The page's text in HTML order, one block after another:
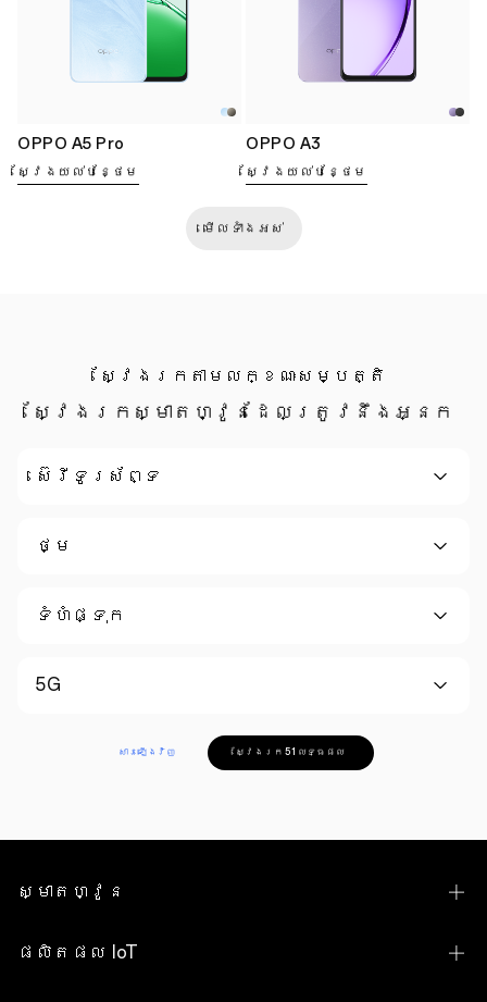
OPPO A5 Pro
ស្វែងយល់បន្ថែម
OPPO A3
ស្វែងយល់បន្ថែម
មើលទាំងអស់
ស្វែងរកតាមលក្ខណៈសម្បត្តិ
ស្វែងរកស្មាតហ្វូនដែលត្រូវនឹងអ្នក
ស៊េរីទូរស័ព្ទ
ថ្ម
ទំហំផ្ទុក
5G
សារឡើងវិញ ស្វែងរក 51 លទ្ធផល
ស្មាតហ្វូន
Find N Series
ផលិតផល IoT